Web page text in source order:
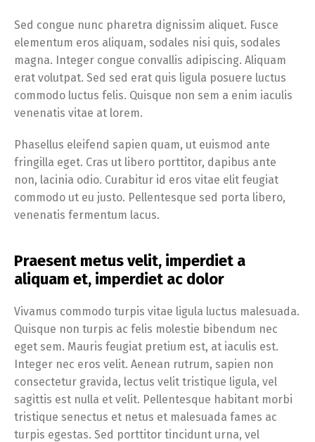
Sed congue nunc pharetra dignissim aliquet. Fusce
elementum eros aliquam, sodales nisi quis, sodales
magna. Integer congue convallis adipiscing. Aliquam
erat volutpat. Sed sed erat quis ligula posuere luctus
commodo luctus felis. Quisque non sem a enim iaculis
venenatis vitae at lorem.
Phasellus eleifend sapien quam, ut euismod ante
fringilla eget. Cras ut libero porttitor, dapibus ante
non, lacinia odio. Curabitur id eros vitae elit feugiat
commodo ut eu justo. Pellentesque sed porta libero,
venenatis fermentum lacus.
Praesent metus velit, imperdiet a
aliquam et, imperdiet ac dolor
Vivamus commodo turpis vitae ligula luctus malesuada.
Quisque non turpis ac felis molestie bibendum nec
eget sem. Mauris feugiat pretium est, at iaculis est.
Integer nec eros velit. Aenean rutrum, sapien non
consectetur gravida, lectus velit tristique ligula, vel
sagittis est nulla et velit. Pellentesque habitant morbi
tristique senectus et netus et malesuada fames ac
turpis egestas. Sed porttitor tincidunt urna, vel